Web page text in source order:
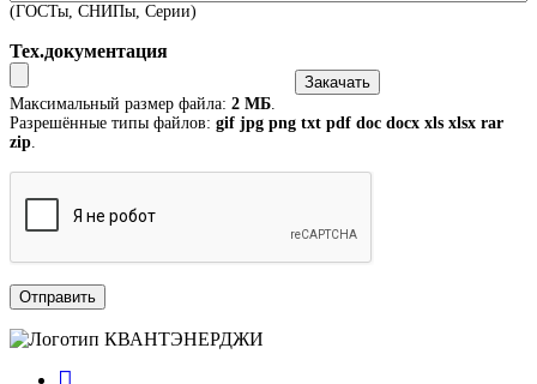
(ГОСТы, СНИПы, Серии)
Тех.документация
Максимальный размер файла: 2 МБ
Разрешённые типы файлов: gif jpg png txt pdf doc docx xls xlsx rar
zip